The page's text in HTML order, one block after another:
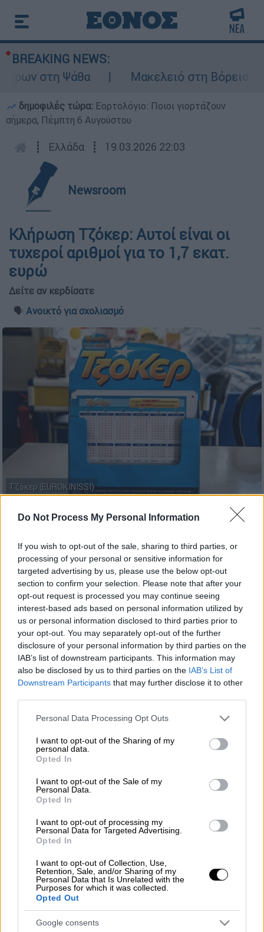
Do Not Process My Personal Information
If you wish to opt-out of the sale, sharing to third parties, or
processing of your personal or sensitive information for
targeted advertising by us, please use the below opt-out
section to confirm your selection. Please note that after your
opt-out request is processed you may continue seeing
interest-based ads based on personal information utilized by
us or personal information disclosed to third parties prior to
your opt-out. You may separately opt-out of the further
disclosure of your personal information by third parties on the
IAB’s list of downstream participants. This information may
also be disclosed by us to third parties on the IAB’s List of
Downstream Participants that may further disclose it to other
Please note that this website/app uses one or more Google
not limited to your visit or usage behaviour. You may click to
grant or deny consent to Google and its third-party tags to
use your data for below specified purposes in below Google
consent section.
Personal Data Processing Opt Outs
I want to opt-out of the Sharing of my
personal data.
Opted In
I want to opt-out of the Sale of my
Personal Data.
Opted In
I want to opt-out of processing my
Personal Data for Targeted Advertising.
Opted In
I want to opt-out of Collection, Use,
Retention, Sale, and/or Sharing of my
Personal Data that Is Unrelated with the
Purposes for which it was collected.
Opted Out
Google consents
BREAKING NEWS:
στη Ψάθα
Μακελειό στη Βόρεια
δημοφιλές τώρα: Εορτολόγιο: Ποιοι γιορτάζουν
σήμερα, Πέμπτη 6 Αυγούστου
┋ Ελλάδα ┋ 19.03.2026 22:03
Newsroom
Κλήρωση Τζόκερ: Αυτοί είναι οι
τυχεροί αριθμοί για το 1,7 εκατ.
ευρώ
Δείτε αν κερδίσατε
🗣️ Ανοικτό για σχολιασμό
Τζόκερ (EUROKINISSI)
Ολοκληρώθηκε η κλήρωση τουΤζόκερ(19/3)
που μοιράζει 1.700.000 ευρώ στους νικητές
της πρώτης κατηγορίας.
Οιτυχεροί αριθμοίστην κλήρωση Τζόκερ για
το 1.700.000 ευρώ είναι:6, 7, 8, 39, 42 και
Τζόκερ το 2.
ΔΙΑΒΑΣΤΕ ΕΠΙΣΗΣ
Καρυστιανού: Είμαστε πάνω από δέκα
ώρες στο Δικαστικό Μέγαρο Λαρισας
- Δεν μας δίνουν τα κατασχεθέντα
βίντεο
Οι κληρώσεις του Τζόκερ
πραγματοποιούνται κάθε Τρίτη, Πέμπτη και
Κυριακή στις 22:00.